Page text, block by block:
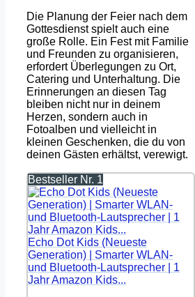
Die Planung der Feier nach dem
Gottesdienst spielt auch eine
große Rolle. Ein Fest mit Familie
und Freunden zu organisieren,
erfordert Überlegungen zu Ort,
Catering und Unterhaltung. Die
Erinnerungen an diesen Tag
bleiben nicht nur in deinem
Herzen, sondern auch in
Fotoalben und vielleicht in
kleinen Geschenken, die du von
deinen Gästen erhältst, verewigt.
Bestseller Nr. 1
Echo Dot Kids (Neueste
Generation) | Smarter WLAN-
und Bluetooth-Lautsprecher | 1
Jahr Amazon Kids...